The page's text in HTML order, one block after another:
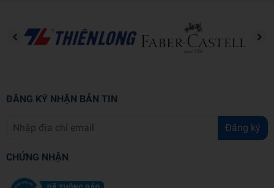
ĐĂNG KÝ NHẬN BẢN TIN
Đăng ký
CHỨNG NHẬN